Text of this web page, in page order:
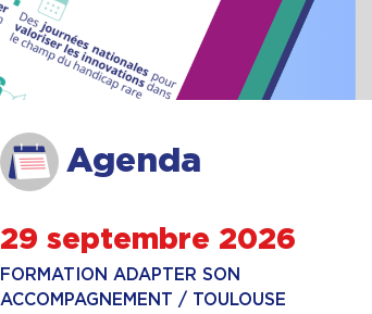
Agenda
29 septembre 2026
FORMATION ADAPTER SON
ACCOMPAGNEMENT / TOULOUSE